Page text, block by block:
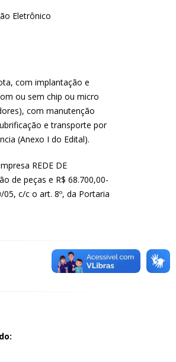
Eletrônico
com implantação e
ou sem chip ou micro
com manutenção
e transporte por
(Anexo I do Edital).
REDE DE
de peças e R$ 68.700,00-
c/c o art. 8º, da Portaria